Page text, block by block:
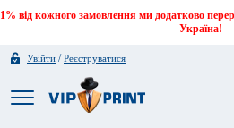
1% від кожного замовлення ми додатково
Україна!
Увійти /Реєструватися